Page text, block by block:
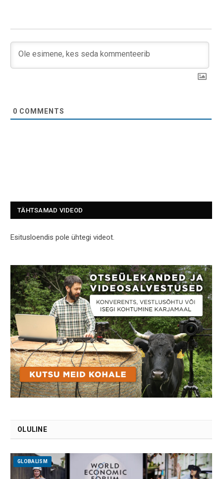
0 COMMENTS
TÄHTSAMAD VIDEOD
Esitusloendis pole ühtegi videot.
OLULINE
GLOBALISM